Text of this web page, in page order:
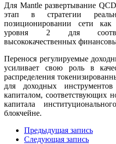
Для Mantle развертывание
этап в стратегии
позиционировании сети как
уровня 2 для
высококачественных
Перенося регулируемые
усиливает свою роль в
распределения
для доходных
капиталом, соответствующих
капитала
блокчейне.
Предыдущая запись
Следующая запись